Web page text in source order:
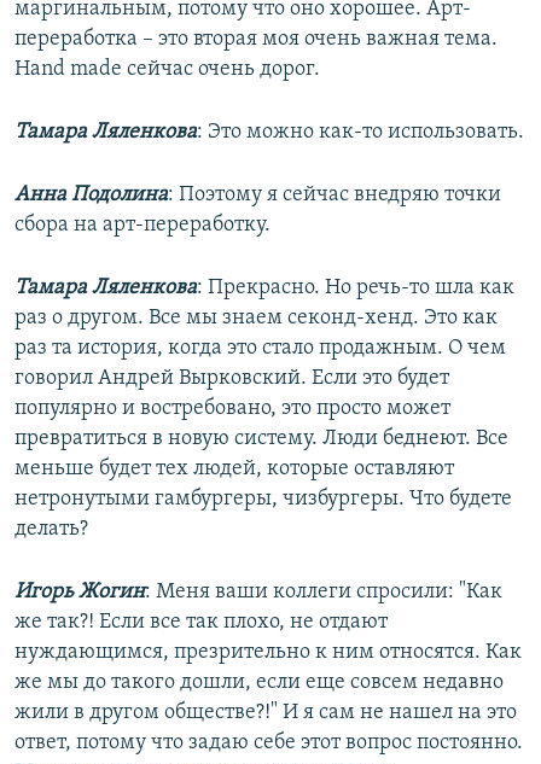
маргинальным, потому что оно хорошее. Арт-
переработка – это вторая моя очень важная тема.
Hand made сейчас очень дорог.
Тамара Ляленкова: Это можно как-то использовать.
Анна Подолина: Поэтому я сейчас внедряю точки
сбора на арт-переработку.
Тамара Ляленкова: Прекрасно. Но речь-то шла как
раз о другом. Все мы знаем секонд-хенд. Это как
раз та история, когда это стало продажным. О чем
говорил Андрей Вырковский. Если это будет
популярно и востребовано, это просто может
превратиться в новую систему. Люди беднеют. Все
меньше будет тех людей, которые оставляют
нетронутыми гамбургеры, чизбургеры. Что будете
делать?
Игорь Жогин: Меня ваши коллеги спросили: "Как
же так?! Если все так плохо, не отдают
нуждающимся, презрительно к ним относятся. Как
же мы до такого дошли, если еще совсем недавно
жили в другом обществе?!" И я сам не нашел на это
ответ, потому что задаю себе этот вопрос постоянно.